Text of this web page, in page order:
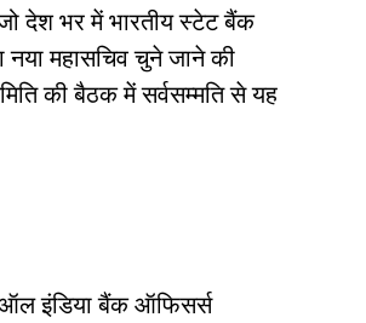
देश भर में भारतीय स्टेट बैंक
महासचिव चुने जाने की
की बैठक में सर्वसम्मति से यह
इंडिया बैंक ऑफिसर्स